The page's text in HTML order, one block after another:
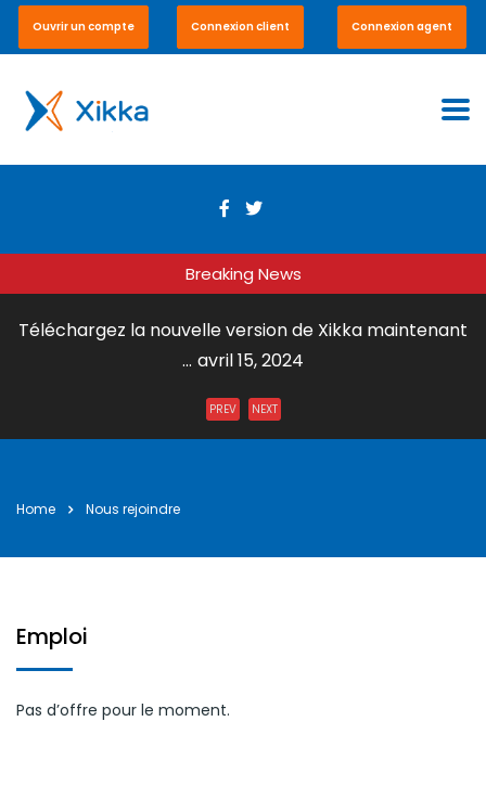
Ouvrir un compte Connexion client Connexion agent
Breaking News
Téléchargez la nouvelle version de Xikka maintenant
... avril 15, 2024
Xikka Vox – Paiement en ligne et en boutique ...
Bonne et Heureuse Année à tous nos Clients et
PREV NEXT
Home Nous rejoindre
Emploi
Pas d’offre pour le moment.